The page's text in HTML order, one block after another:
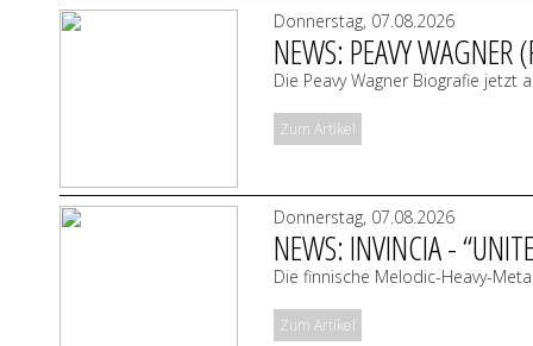
Donnerstag, 07.08.2026
NEWS: PEAVY WAGNER
Die Peavy Wagner Biografie
Zum Artikel
Donnerstag, 07.08.2026
NEWS: INVINCIA -
Die finnische Melodic-Heavy-
Zum Artikel